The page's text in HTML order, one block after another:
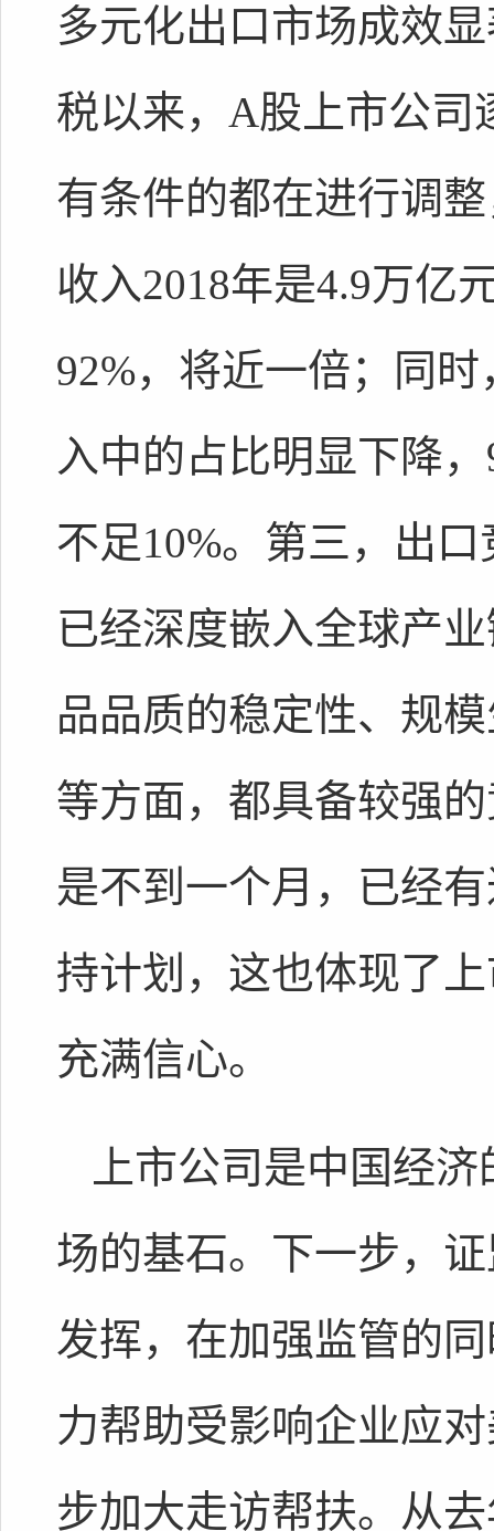
多元化出口市场成效
税以来，A股上市公司
有条件的都在进行调
收入2018年是4.9万亿
92%，将近一倍；同
入中的占比明显下降
不足10%。第三，出
已经深度嵌入全球产
品品质的稳定性、规
等方面，都具备较强
是不到一个月，已经
持计划，这也体现了
充满信心。
上市公司是中国经
场的基石。下一步，
发挥，在加强监管的
力帮助受影响企业应
步加大走访帮扶。从